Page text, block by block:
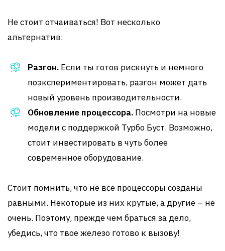
Не стоит отчаиваться! Вот несколько
альтернатив:
Разгон. Если ты готов рискнуть и немного
поэкспериментировать, разгон может дать
новый уровень производительности.
Обновление процессора. Посмотри на новые
модели с поддержкой Турбо Буст. Возможно,
стоит инвестировать в чуть более
современное оборудование.
Стоит помнить, что не все процессоры созданы
равными. Некоторые из них крутые, а другие – не
очень. Поэтому, прежде чем браться за дело,
убедись, что твое железо готово к вызову!